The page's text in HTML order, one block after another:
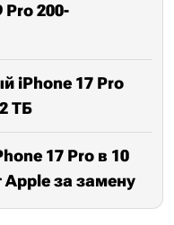
Pro 200-
iPhone 17 Pro
ТБ
17 Pro в 10
за замену